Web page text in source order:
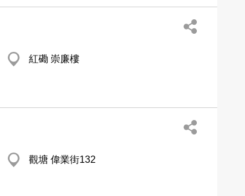
紅磡 崇廉樓
觀塘 偉業街132